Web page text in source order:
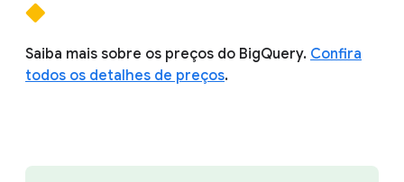
Saiba mais sobre os preços do BigQuery. Confira
todos os detalhes de preços.